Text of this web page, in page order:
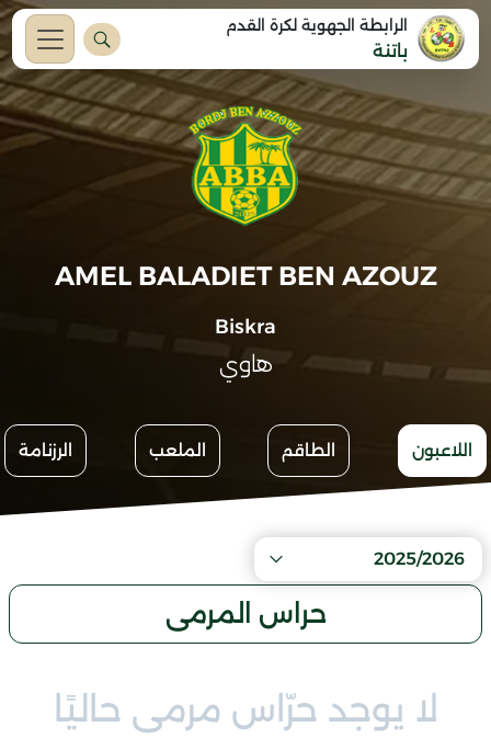
الرابطة الجهوية لكرة القدم
باتنة
AMEL BALADIET BEN AZOUZ
Biskra
هاوي
اللاعبون الطاقم الملعب الرزنامة
2025/2026
حراس المرمى
لا يوجد حرّاس مرمى حاليًا